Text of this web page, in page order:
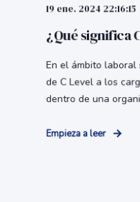
19 ene. 2024 22:16:15
¿Qué significa
En el ámbito laboral
de C Level a los
dentro de una
Empieza a leer